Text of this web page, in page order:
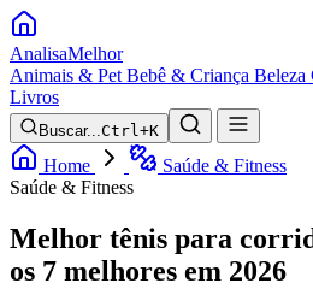
AnalisaMelhor
Animais & Pet Bebê & Criança Beleza
Livros
Buscar...Ctrl+K
Home
Saúde & Fitness
Saúde & Fitness
Melhor tênis para
os 7 melhores em 2026